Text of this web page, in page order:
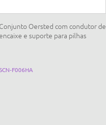
Conjunto Oersted com condutor de
e suporte para pilhas
F006HA